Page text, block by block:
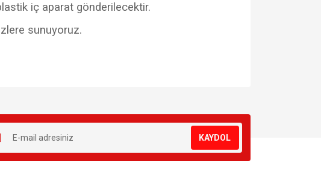
iç aparat gönderilecektir.
sunuyoruz.
KAYDOL